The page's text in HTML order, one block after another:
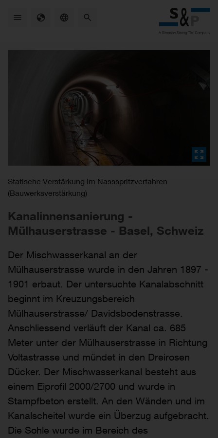
Statische Verstärkung im Nassspritzverfahren
(Bauwerksverstärkung)
Kanalinnensanierung -
Mülhauserstrasse - Basel, Schweiz
Der Mischwasserkanal an der
Mülhauserstrasse wurde in den Jahren 1897 -
1901 erbaut. Der untersuchte Kanalabschnitt
beginnt im Kreuzungsbereich
Mülhauserstrasse/ Davidsbodenstrasse.
Anschliessend verläuft der Kanal ca. 685
Meter unter der Mülhauserstrasse in Richtung
Voltastrasse und mündet in den Dreirosen
Dücker. Der Mischwasserkanal besteht aus
einem Eiprofil 2000/2700 und wurde in
Stampfbeton erstellt. An den Wänden und im
Kanalscheitel wurde ein Überzug aufgebracht.
Die Sohle wurde im Bereich des